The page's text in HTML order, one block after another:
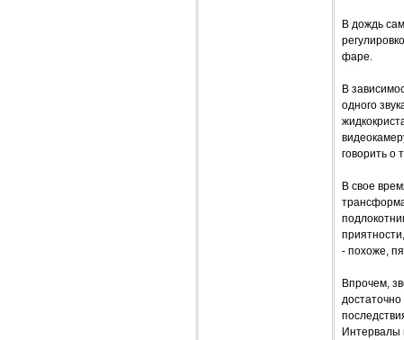
В дождь
фаре.
В
одного
говорить о
В свое
- похоже,
Впрочем,
Интервалы